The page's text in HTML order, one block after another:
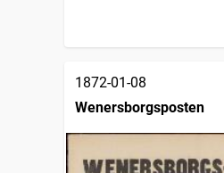
1872-01-08
Wenersborgsposten